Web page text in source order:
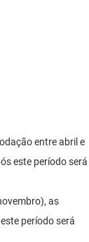
entre abril e
este período será
as
período será